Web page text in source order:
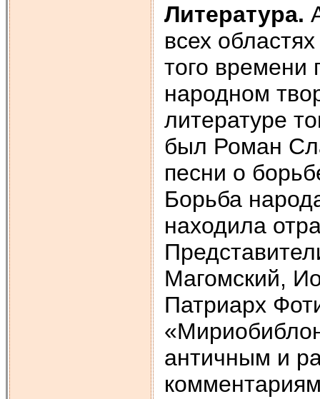
Литература.
всех
того
народном
литературе
был Роман
песни о
Борьба
находила
Магомский,
Патриарх
античным и